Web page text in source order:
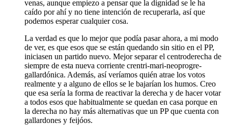
venas, aunque empiezo a pensar que la dignidad se le ha
caído por ahí y no tiene intención de recuperarla, así que
podemos esperar cualquier cosa.
La verdad es que lo mejor que podía pasar ahora, a mi modo
de ver, es que esos que se están quedando sin sitio en el PP,
iniciasen un partido nuevo. Mejor separar el centroderecha de
siempre de esta nueva corriente crentri-mari-neoprogre-
gallardónica. Además, así veríamos quién atrae los votos
realmente y a alguno de ellos se le bajarían los humos. Creo
que esa sería la forma de reactivar la derecha y de hacer votar
a todos esos que habitualmente se quedan en casa porque en
la derecha no hay más alternativas que un PP que cuenta con
gallardones y feijóos.